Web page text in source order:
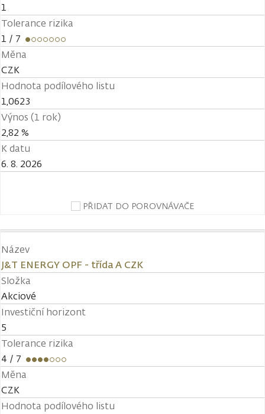
1
Tolerance rizika
1 / 7
Měna
CZK
Hodnota podílového listu
1,0623
Výnos (1 rok)
2,82 %
K datu
6. 8. 2026
PŘIDAT DO POROVNÁVAČE
Název
J&T ENERGY OPF - třída A CZK
Složka
Akciové
Investiční horizont
5
Tolerance rizika
4 / 7
Měna
CZK
Hodnota podílového listu